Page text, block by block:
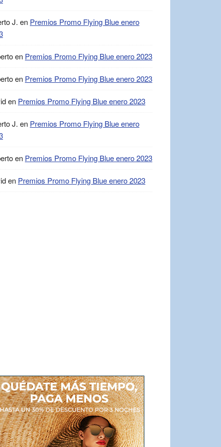
J. en Premios Promo Flying Blue enero
en Premios Promo Flying Blue enero 2023
en Premios Promo Flying Blue enero 2023
en Premios Promo Flying Blue enero 2023
J. en Premios Promo Flying Blue enero
en Premios Promo Flying Blue enero 2023
en Premios Promo Flying Blue enero 2023